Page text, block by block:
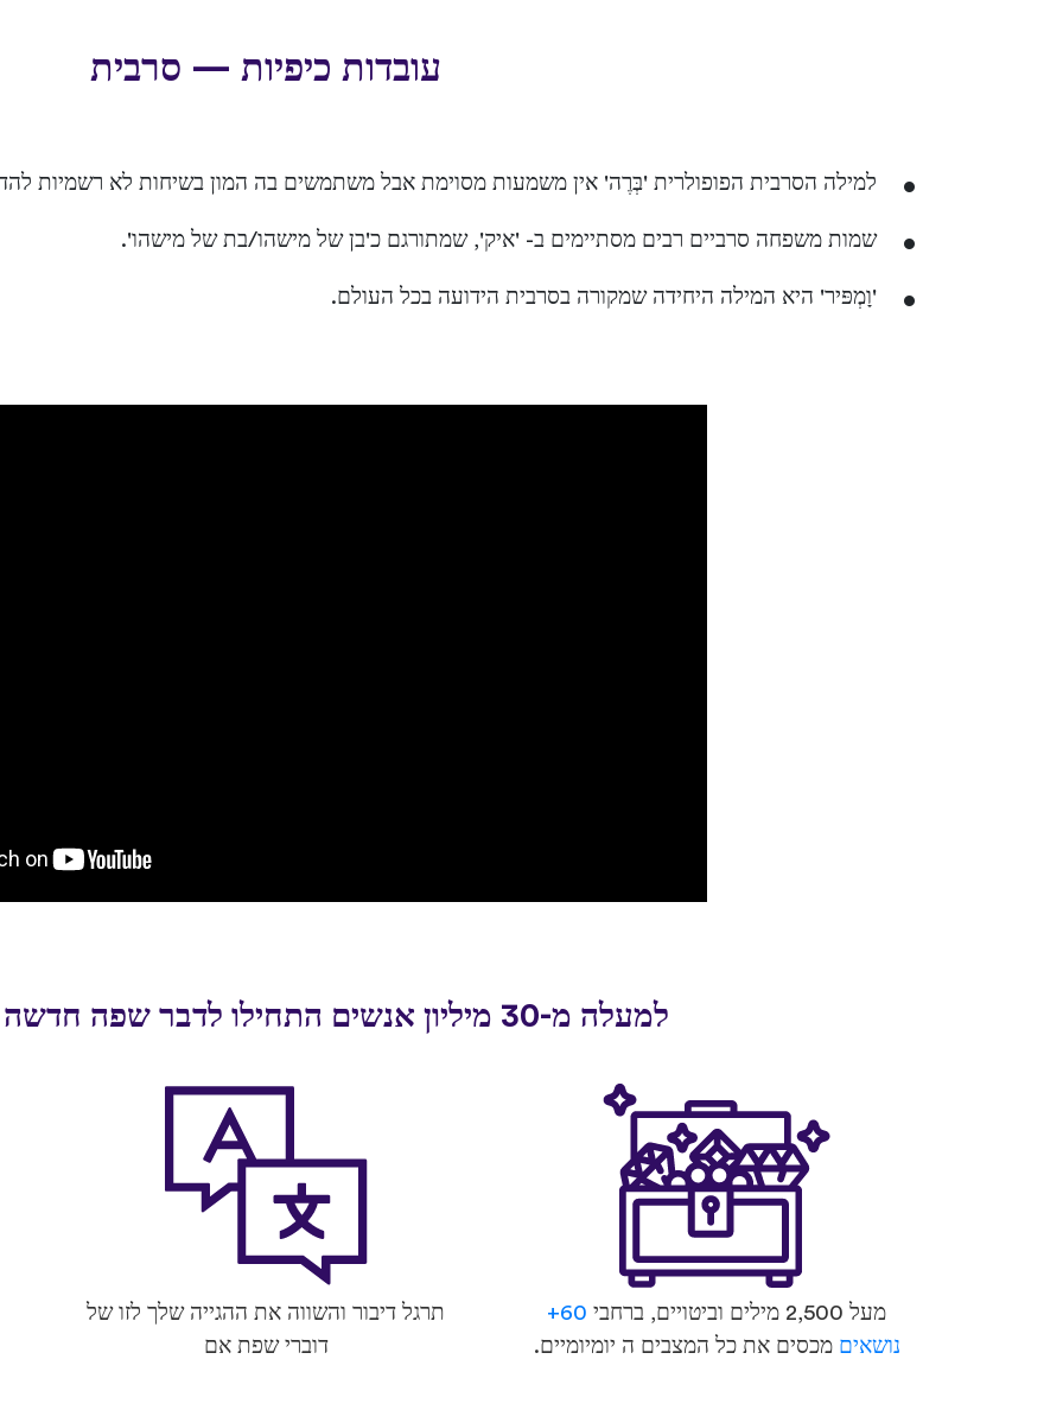
עובדות כיפיות — סרבית
למילה הסרבית הפופולרית 'בְּרֶה' אין משמעות מסוימת אבל משתמשים בה המון בשיחות לא רשמיות
שמות משפחה סרביים רבים מסתיימים ב- 'איק', שמתורגם כ'בן של מישהו/בת של מישהו'.
'וָמְפּיר' היא המילה היחידה שמקורה בסרבית הידועה בכל העולם.
למעלה מ-30 מיליון אנשים התחילו לדבר שפה חדשה עם uTalk
מעל 2,500 מילים וביטויים, ברחבי
60+
נושאים מכסים את כל המצבים ה יומיומיים.
תרגל דיבור והשווה את ההגייה שלך לזו של
דוברי שפת אם